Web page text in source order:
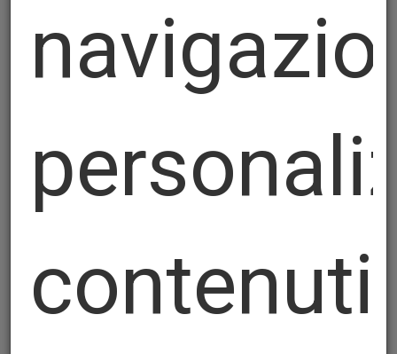
DieBend-32 e DieBend-60 CBNPLUS
contenuti